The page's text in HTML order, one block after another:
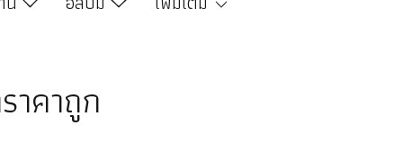
าคาถูก